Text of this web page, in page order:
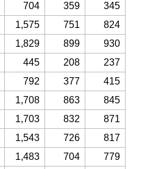
704 359
345
1,575 751
824
1,829 899
930
445 208
237
792 377
415
1,708 863
845
1,703 832
871
1,543 726
817
1,483 704
779